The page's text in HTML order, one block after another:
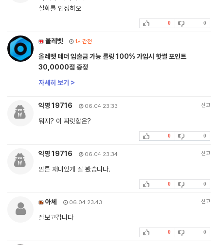
실화를 인정하오
0 0
올레벳 1시간전
올레벳 테더 입출금 가능 롤링 100% 가입시 핫썰 포인트
30,0000점 증정
자세히 보기 >
익명 19716 06.04 23:33 신고
뭐지? 이 짜릿함은?
0 0
익명 19716 06.04 23:34 신고
암튼 재미있게 잘 봤습니다.
0 0
아체 06.04 23:43 신고
잘보고갑니다
0 0